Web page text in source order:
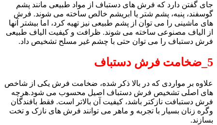
جای گفتن دارد که فرش های دستباف از مواد طبیعی مانند پشم
گوسفند، پنبه، پشم شتر یا ابریشم خالص ساخته می شوند. فرش
های ماشینی را می توان از پشم طبیعی نیز تهیه کرد، اما بیشتر آنها
از الیاف مصنوعی ساخته می شوند. ظرافت و کیفیت الیاف طبیعی
فرش دستباف را می توان حتی با چشم غیر مسلح تشخیص داد.
5_ضخامت فرش دستباف
علاوه بر مواردی که در بالا ذکر شده، ضخامت فرش یکی از شاخص
های اصلی تشخیص فرش دستباف اصیل محسوب می شود.هرچه
فرش دستبافت نازکتر باشد، کیفیت آن بالاتر است. فقط بافندگان
وگره زنان بسیار با تجربه و ماهر می توانند فرش های نازک و تخت
بسازند.